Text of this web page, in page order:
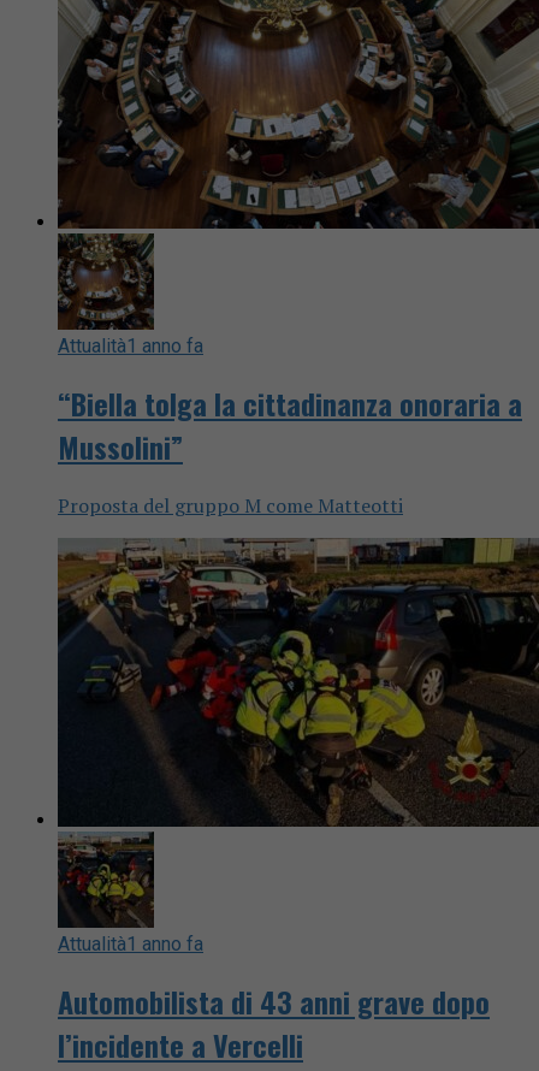
Attualità1 anno fa
“Biella tolga la cittadinanza onoraria a
Mussolini”
Proposta del gruppo M come Matteotti
Attualità1 anno fa
Automobilista di 43 anni grave dopo
l’incidente a Vercelli